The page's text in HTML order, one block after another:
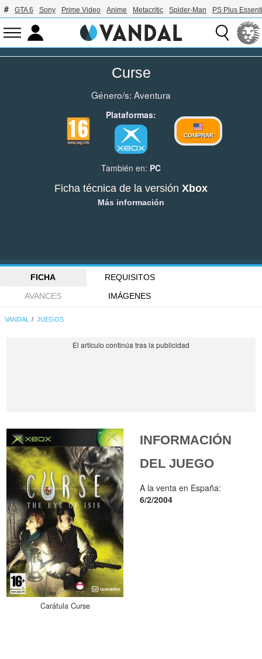
GTA 6 Sony Prime Video Anime Metacritic Spider-Man PS Plus
Curse
Género/s: Aventura
Plataformas:
COMPRAR
También en: PC
Ficha técnica de la versión Xbox
Más información
FICHA
REQUISITOS
AVANCES
IMÁGENES
VANDAL JUEGOS
Carátula Curse
INFORMACIÓN
DEL JUEGO
A la venta en España:
6/2/2004